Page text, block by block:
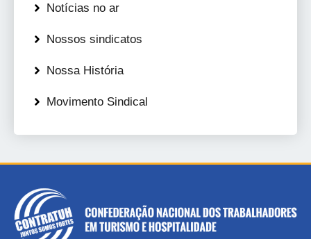
Notícias no ar
Nossos sindicatos
Nossa História
Movimento Sindical